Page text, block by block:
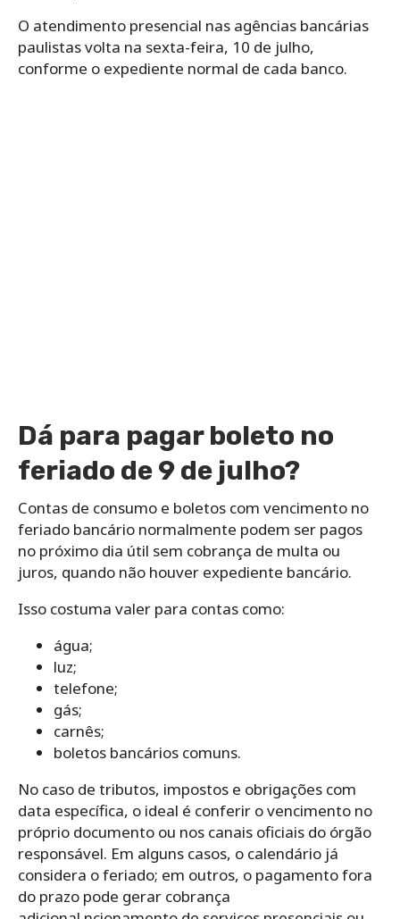
O atendimento presencial nas agências bancárias
paulistas volta na sexta-feira, 10 de julho,
conforme o expediente normal de cada banco.
Dá para pagar boleto no
feriado de 9 de julho?
Contas de consumo e boletos com vencimento no
feriado bancário normalmente podem ser pagos
no próximo dia útil sem cobrança de multa ou
juros, quando não houver expediente bancário.
Isso costuma valer para contas como:
água;
luz;
telefone;
gás;
carnês;
boletos bancários comuns.
No caso de tributos, impostos e obrigações com
data específica, o ideal é conferir o vencimento no
próprio documento ou nos canais oficiais do órgão
responsável. Em alguns casos, o calendário já
considera o feriado; em outros, o pagamento fora
do prazo pode gerar cobrança